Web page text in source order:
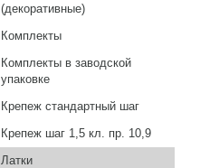
(декоративные)
Комплекты
Комплекты в заводской
упаковке
Крепеж стандартный шаг
Крепеж шаг 1,5 кл. пр. 10,9
Латки